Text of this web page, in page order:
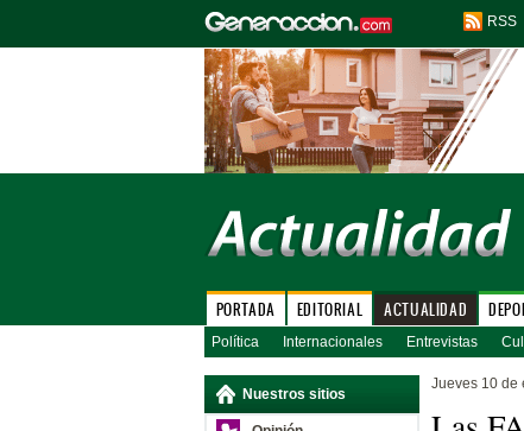
RSS
PORTADA EDITORIAL ACTUALIDAD
Política Internacionales Entrevistas
Nuestros sitios
Jueves 10 de